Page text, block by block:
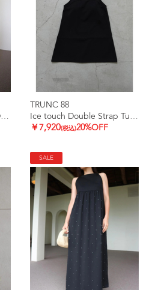
Smooth Rib Embroidery Dress
TRUNC 88
Ice touch Double Strap Tunic
￥7,920(税込)20%OFF
SALE